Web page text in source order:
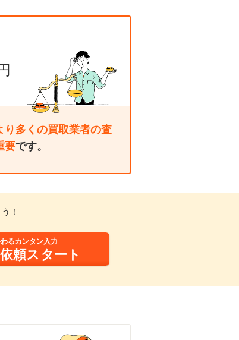
り多くの買取業者の査
要です。
！
るカンタン入力
頼スタート